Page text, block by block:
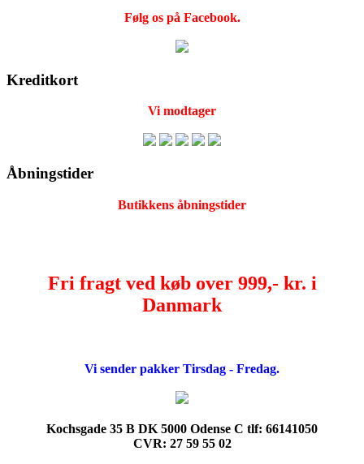
Følg os på Facebook.
Kreditkort
Vi modtager
Åbningstider
Butikkens åbningstider
Fri fragt ved køb over 999,- kr. i
Danmark
Vi sender pakker Tirsdag - Fredag.
Kochsgade 35 B DK 5000 Odense C tlf: 66141050
CVR: 27 59 55 02